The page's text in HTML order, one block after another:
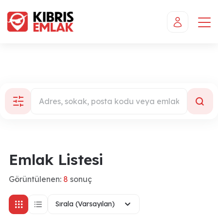
Emlak Listesi
Görüntülenen: 8 sonuç
Sırala (Varsayılan)